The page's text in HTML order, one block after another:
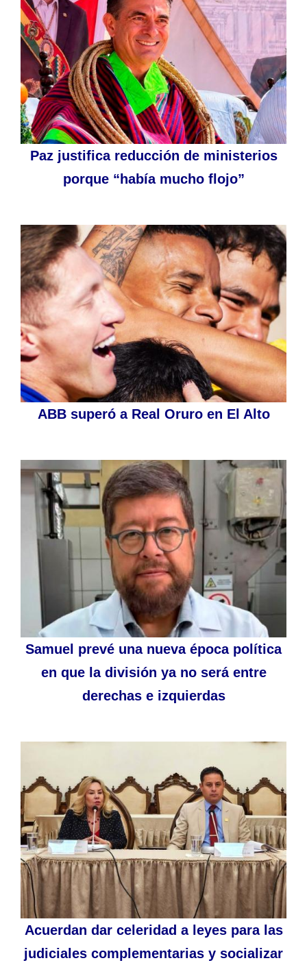
Paz justifica reducción de ministerios
porque “había mucho flojo”
ABB superó a Real Oruro en El Alto
Samuel prevé una nueva época política
en que la división ya no será entre
derechas e izquierdas
Acuerdan dar celeridad a leyes para las
judiciales complementarias y socializar